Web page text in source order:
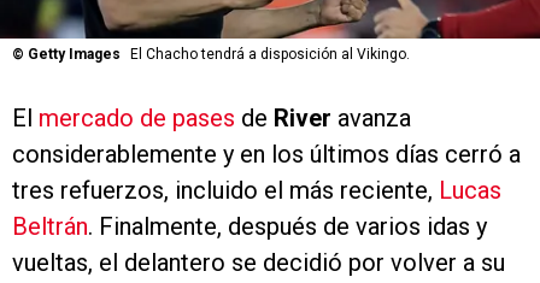
© Getty Images El Chacho tendrá a disposición al Vikingo.
El mercado de pases de River avanza
considerablemente y en los últimos días cerró a
tres refuerzos, incluido el más reciente, Lucas
Beltrán. Finalmente, después de varios idas y
vueltas, el delantero se decidió por volver a su